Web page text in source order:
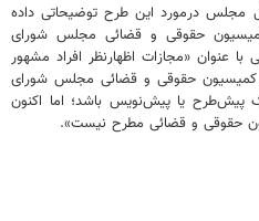
درمورد این طرح توضیحاتی داده
حقوقی و قضائی مجلس شورای
عنوان «مجازات اظهارنظر افراد مشهور
کمیسیون حقوقی و قضائی مجلس شورای
پیش‌طرح یا پیش‌نویس باشد؛ اما اکنون
حقوقی و قضائی مطرح نیست».